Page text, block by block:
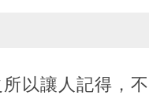
以讓人記得，